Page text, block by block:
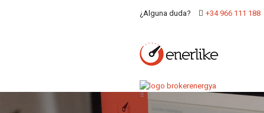
¿Alguna duda? +34 966 111 188